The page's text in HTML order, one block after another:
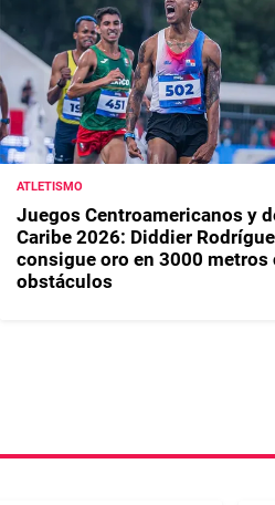
ATLETISMO
Juegos Centroamericanos y
Caribe 2026: Diddier
consigue oro en 3000 metros
obstáculos